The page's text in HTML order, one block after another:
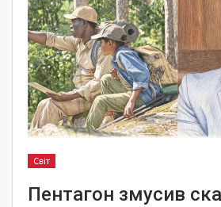
Світ
Пентагон змусив